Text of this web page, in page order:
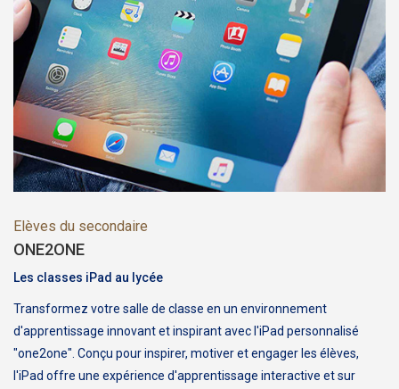
Elèves du secondaire
ONE2ONE
Les classes iPad au lycée
Transformez votre salle de classe en un environnement
d'apprentissage innovant et inspirant avec l'iPad personnalisé
"one2one". Conçu pour inspirer, motiver et engager les élèves,
l'iPad offre une expérience d'apprentissage interactive et sur